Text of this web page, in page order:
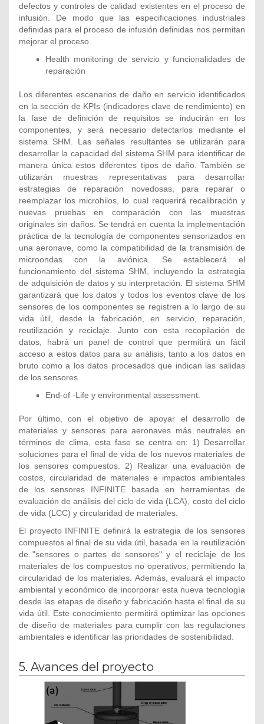
defectos y controles de calidad existentes en el proceso de
infusión. De modo que las especificaciones industriales
definidas para el proceso de infusión definidas nos permitan
mejorar el proceso.
Health monitoring de servicio y funcionalidades de
reparación
Los diferentes escenarios de daño en servicio identificados
en la sección de KPIs (indicadores clave de rendimiento) en
la fase de definición de requisitos se inducirán en los
componentes, y será necesario detectarlos mediante el
sistema SHM. Las señales resultantes se utilizarán para
desarrollar la capacidad del sistema SHM para identificar de
manera única estos diferentes tipos de daño. También se
utilizarán muestras representativas para desarrollar
estrategias de reparación novedosas, para reparar o
reemplazar los microhilos, lo cual requerirá recalibración y
nuevas pruebas en comparación con las muestras
originales sin daños. Se tendrá en cuenta la implementación
práctica de la tecnología de componentes sensorizados en
una aeronave, como la compatibilidad de la transmisión de
microondas con la aviónica. Se establecerá el
funcionamiento del sistema SHM, incluyendo la estrategia
de adquisición de datos y su interpretación. El sistema SHM
garantizará que los datos y todos los eventos clave de los
sensores de los componentes se registren a lo largo de su
vida útil, desde la fabricación, en servicio, reparación,
reutilización y reciclaje. Junto con esta recopilación de
datos, habrá un panel de control que permitirá un fácil
acceso a estos datos para su análisis, tanto a los datos en
bruto como a los datos procesados que indican las salidas
de los sensores.
End-of -Life y environmental assessment.
Por último, con el objetivo de apoyar el desarrollo de
materiales y sensores para aeronaves más neutrales en
términos de clima, esta fase se centra en: 1) Desarrollar
soluciones para el final de vida de los nuevos materiales de
los sensores compuestos. 2) Realizar una evaluación de
costos, circularidad de materiales e impactos ambientales
de los sensores INFINITE basada en herramientas de
evaluación de análisis del ciclo de vida (LCA), costo del ciclo
de vida (LCC) y circularidad de materiales.
El proyecto INFINITE definirá la estrategia de los sensores
compuestos al final de su vida útil, basada en la reutilización
de "sensores o partes de sensores" y el reciclaje de los
materiales de los compuestos no operativos, permitiendo la
circularidad de los materiales. Además, evaluará el impacto
ambiental y económico de incorporar esta nueva tecnología
desde las etapas de diseño y fabricación hasta el final de su
vida útil. Este conocimiento permitirá optimizar las opciones
de diseño de materiales para cumplir con las regulaciones
ambientales e identificar las prioridades de sostenibilidad.
5. Avances del proyecto